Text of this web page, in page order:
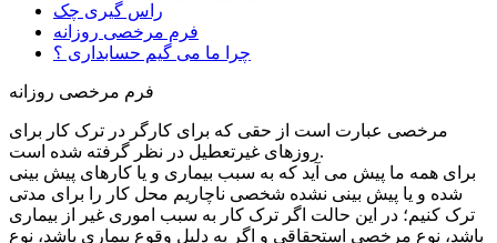
راس گیری چک
فرم مرخصی روزانه
چرا ما می گیم حسابداری ؟
فرم مرخصی روزانه
مرخصی عبارت است از حقی که برای کارگر در ترک کار برای
روزهای غیرتعطیل در نظر گرفته شده است.
برای همه ما پیش می آید که به سبب بیماری و یا کارهای پیش بینی
شده و یا پیش بینی نشده شخصی ناچاریم محل کار را برای مدتی
ترک کنیم؛ در این حالت اگر ترک کار به سبب اموری غیر از بیماری
باشد، نوع مرخصی استحقاقی و اگر به دلیل وقوع بیماری باشد، نوع